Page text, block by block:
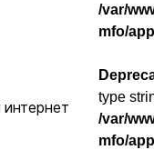
/var/
mfo/
type
/var/
mfo/